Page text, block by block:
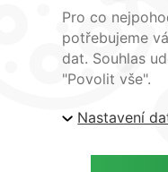
Kontakty
| ARTlighting.cz,
Pro co
potřebujeme
dat. Souhlas
"Povolit vše".
Nastavení